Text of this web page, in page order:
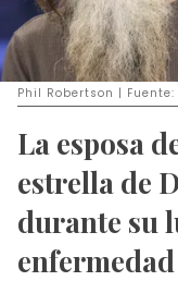
Phil Robertson |
La esposa
estrella de
durante su